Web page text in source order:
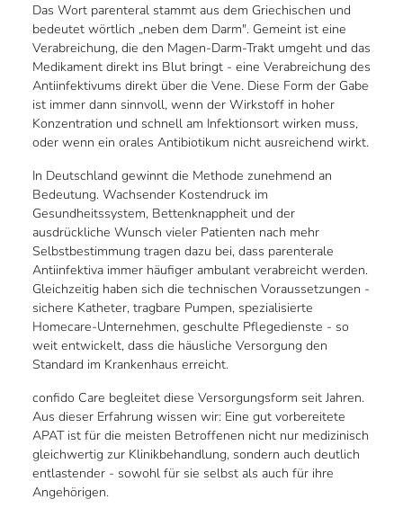
Das Wort parenteral stammt aus dem Griechischen und
bedeutet wörtlich „neben dem Darm". Gemeint ist eine
Verabreichung, die den Magen-Darm-Trakt umgeht und das
Medikament direkt ins Blut bringt - eine Verabreichung des
Antiinfektivums direkt über die Vene. Diese Form der Gabe
ist immer dann sinnvoll, wenn der Wirkstoff in hoher
Konzentration und schnell am Infektionsort wirken muss,
oder wenn ein orales Antibiotikum nicht ausreichend wirkt.
In Deutschland gewinnt die Methode zunehmend an
Bedeutung. Wachsender Kostendruck im
Gesundheitssystem, Bettenknappheit und der
ausdrückliche Wunsch vieler Patienten nach mehr
Selbstbestimmung tragen dazu bei, dass parenterale
Antiinfektiva immer häufiger ambulant verabreicht werden.
Gleichzeitig haben sich die technischen Voraussetzungen -
sichere Katheter, tragbare Pumpen, spezialisierte
Homecare-Unternehmen, geschulte Pflegedienste - so
weit entwickelt, dass die häusliche Versorgung den
Standard im Krankenhaus erreicht.
confido Care begleitet diese Versorgungsform seit Jahren.
Aus dieser Erfahrung wissen wir: Eine gut vorbereitete
APAT ist für die meisten Betroffenen nicht nur medizinisch
gleichwertig zur Klinikbehandlung, sondern auch deutlich
entlastender - sowohl für sie selbst als auch für ihre
Angehörigen.